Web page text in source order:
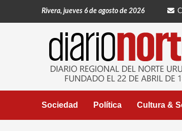
Rivera, jueves 6 de agosto de 2026
Sociedad Política Cultura &